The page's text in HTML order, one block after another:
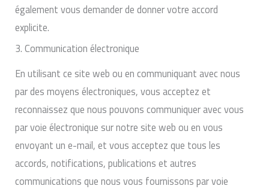
également vous demander de donner votre accord
explicite.
3. Communication électronique
En utilisant ce site web ou en communiquant avec nous
par des moyens électroniques, vous acceptez et
reconnaissez que nous pouvons communiquer avec vous
par voie électronique sur notre site web ou en vous
envoyant un e-mail, et vous acceptez que tous les
accords, notifications, publications et autres
communications que nous vous fournissons par voie